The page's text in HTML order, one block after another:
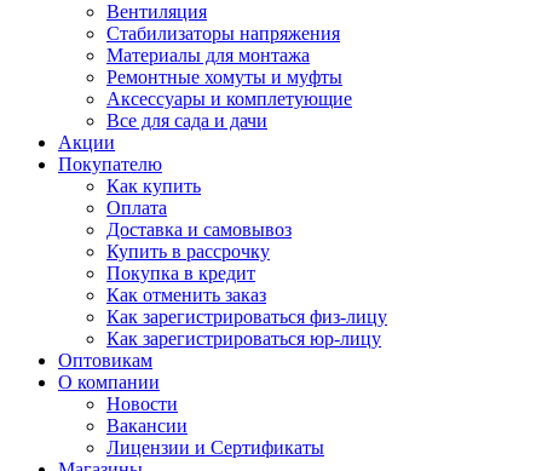
Вентиляция
Стабилизаторы напряжения
Материалы для монтажа
Ремонтные хомуты и муфты
Аксессуары и комплетующие
Все для сада и дачи
Акции
Покупателю
Как купить
Оплата
Доставка и самовывоз
Купить в рассрочку
Покупка в кредит
Как отменить заказ
Как зарегистрироваться физ-лицу
Как зарегистрироваться юр-лицу
Оптовикам
О компании
Новости
Вакансии
Лицензии и Сертификаты